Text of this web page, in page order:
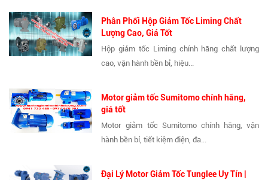
Phân Phối Hộp Giảm Tốc Liming Chất
Lượng Cao, Giá Tốt
Hộp giảm tốc Liming chính hãng chất lượng
cao, vận hành bền bỉ, hiệu...
Motor giảm tốc Sumitomo chính hãng,
giá tốt
Motor giảm tốc Sumitomo chính hãng, vận
hành bền bỉ, tiết kiệm điện, đa...
Đại Lý Motor Giảm Tốc Tunglee Uy Tín |